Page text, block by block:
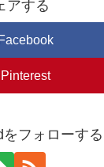
アする
Facebook
Pinterest
フォローする